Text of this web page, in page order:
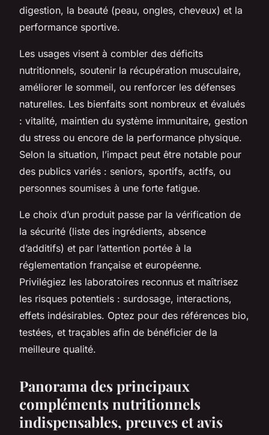
digestion, la beauté (peau, ongles, cheveux) et la
performance sportive.
Les usages visent à combler des déficits
nutritionnels, soutenir la récupération musculaire,
améliorer le sommeil, ou renforcer les défenses
naturelles. Les bienfaits sont nombreux et évalués
: vitalité, maintien du système immunitaire, gestion
du stress ou encore de la performance physique.
Selon la situation, l’impact peut être notable pour
des publics variés : seniors, sportifs, actifs, ou
personnes soumises à une forte fatigue.
Le choix d’un produit passe par la vérification de
la sécurité (liste des ingrédients, absence
d’additifs) et par l’attention portée à la
réglementation française et européenne.
Privilégiez les laboratoires reconnus et maîtrisez
les risques potentiels : surdosage, interactions,
effets indésirables. Optez pour des références bio,
testées, et traçables afin de bénéficier de la
meilleure qualité.
Panorama des principaux
compléments nutritionnels
indispensables, preuves et avis